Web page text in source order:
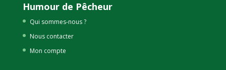
Humour de Pêcheur
Qui sommes-nous ?
Nous contacter
Mon compte